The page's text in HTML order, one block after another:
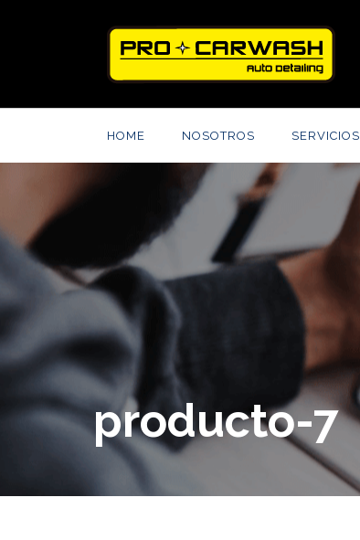
HOME NOSOTROS SERVICIOS
producto-7